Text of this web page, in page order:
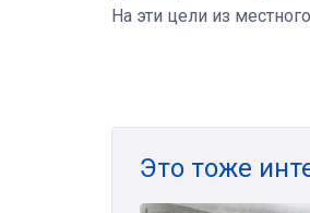
На эти цели из
Это тоже